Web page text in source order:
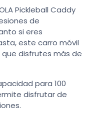
Pickleball Caddy
de
si eres
este carro móvil
disfrutes más de
para 100
disfrutar de